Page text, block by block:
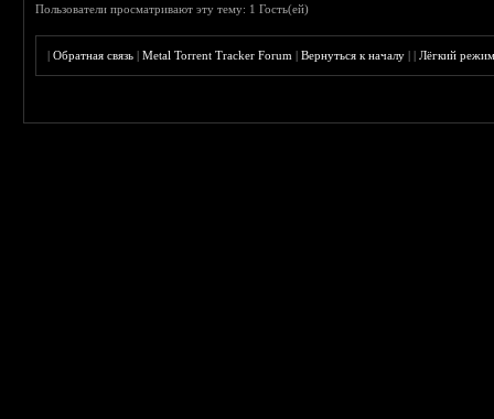
Пользователи просматривают эту тему: 1 Гость(ей)
|Обратная связь |Metal Torrent Tracker Forum |Вернуться к началу ||Лёгкий